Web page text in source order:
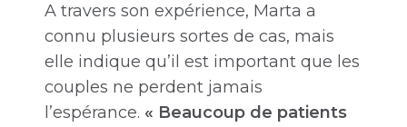
A travers son expérience, Marta a
connu plusieurs sortes de cas, mais
elle indique qu’il est important que les
couples ne perdent jamais
l’espérance. « Beaucoup de patients